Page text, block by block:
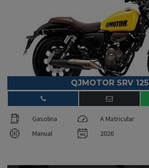
QJMOTOR SRV 125
Gasolina A Matricular
Manual
2026